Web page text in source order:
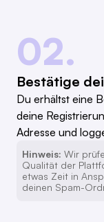
02.
Bestätige
Du erhältst eine
deine
Adresse und
Hinweis: Wir
Qualität der
etwas Zeit in
deinen Spam-